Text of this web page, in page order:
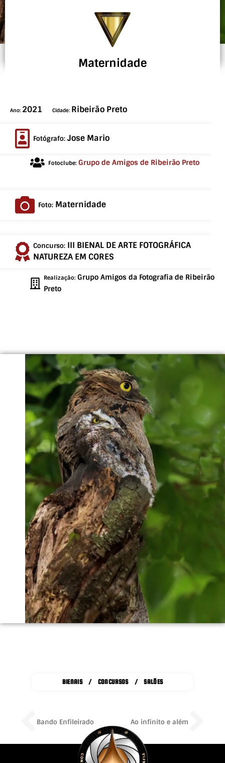
Maternidade
Ano: 2021 Cidade: Ribeirão Preto
Fotógrafo: Jose Mario
Fotoclube: Grupo de Amigos de Ribeirão Preto
Foto: Maternidade
Concurso: III BIENAL DE ARTE FOTOGRÁFICA
NATUREZA EM CORES
Realização: Grupo Amigos da Fotografia de Ribeirão
Preto
BIENAIS / CONCURSOS / SALÕES
Prev
Bando Enfileirado Ao infinito e além